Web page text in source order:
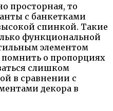
просторная, то
с банкетками
спинкой. Такие
функциональной
элементом
помнить о пропорциях
слишком
в сравнении с
декора в